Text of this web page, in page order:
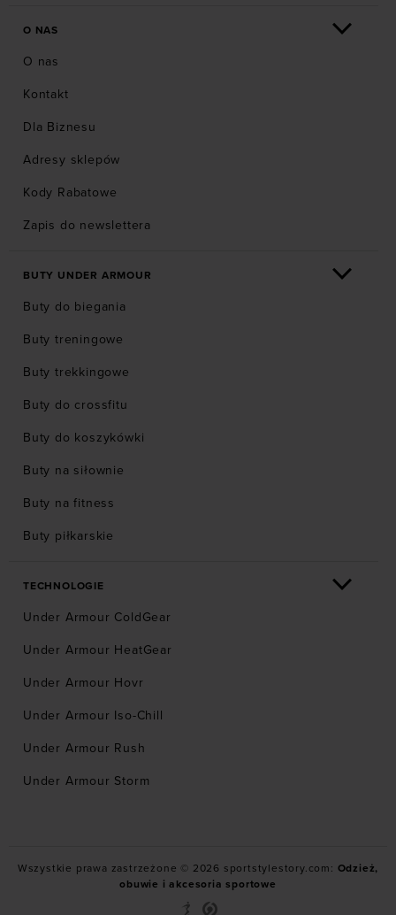
O NAS
O nas
Kontakt
Dla Biznesu
Adresy sklepów
Kody Rabatowe
Zapis do newslettera
BUTY UNDER ARMOUR
Buty do biegania
Buty treningowe
Buty trekkingowe
Buty do crossfitu
Buty do koszykówki
Buty na siłownie
Buty na fitness
Buty piłkarskie
TECHNOLOGIE
Under Armour ColdGear
Under Armour HeatGear
Under Armour Hovr
Under Armour Iso-Chill
Under Armour Rush
Under Armour Storm
Wszystkie prawa zastrzeżone © 2026 sportstylestory.com: Odzież,
obuwie i akcesoria sportowe